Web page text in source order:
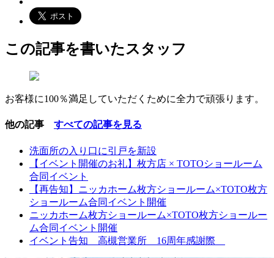
この記事を書いたスタッフ
お客様に100％満足していただくために全力で頑張ります。
他の記事 すべての記事を見る
洗面所の入り口に引戸を新設
【イベント開催のお礼】枚方店 × TOTOショールーム
合同イベント
【再告知】ニッカホーム枚方ショールーム×TOTO枚方
ショールーム合同イベント開催
ニッカホーム枚方ショールーム×TOTO枚方ショールー
ム合同イベント開催
イベント告知 高槻営業所 16周年感謝際